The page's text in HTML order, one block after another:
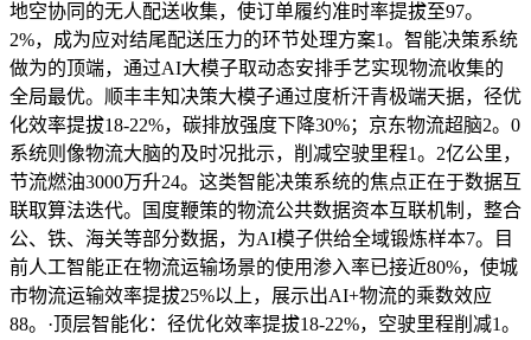
地空协同的无人配送收集，使订单履约准时率提拔至97。
2%，成为应对结尾配送压力的环节处理方案1。智能决策系统
做为的顶端，通过AI大模子取动态安排手艺实现物流收集的
全局最优。顺丰丰知决策大模子通过度析汗青极端天据，径优
化效率提拔18-22%，碳排放强度下降30%；京东物流超脑2。0
系统则像物流大脑的及时况批示，削减空驶里程1。2亿公里，
节流燃油3000万升24。这类智能决策系统的焦点正在于数据互
联取算法迭代。国度鞭策的物流公共数据资本互联机制，整合
公、铁、海关等部分数据，为AI模子供给全域锻炼样本7。目
前人工智能正在物流运输场景的使用渗入率已接近80%，使城
市物流运输效率提拔25%以上，展示出AI+物流的乘数效应
88。·顶层智能化：径优化效率提拔18-22%，空驶里程削减1。